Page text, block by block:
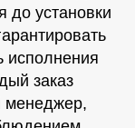
до установки
исполнения
заказ
менеджер,